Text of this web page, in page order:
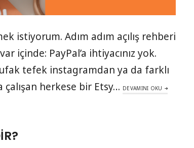
istiyorum. Adım adım açılış rehberi
içinde: PayPal’a ihtiyacınız yok.
tefek instagramdan ya da farklı
herkese bir Etsy… DEVAMINI OKU